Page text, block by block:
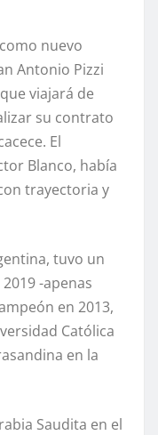
nuevo
Antonio Pizzi
viajará de
su contrato
El
Blanco, había
trayectoria y
tuvo un
-apenas
en 2013,
Católica
en la
Saudita en el